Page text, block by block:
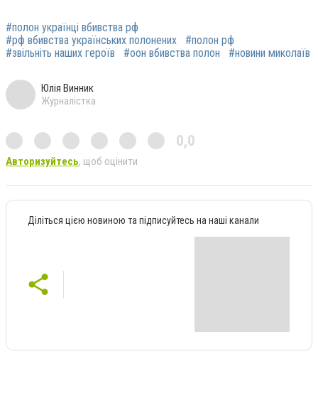
#полон українці вбивства рф
#рф вбивства українських полонених
#полон рф
#звільніть наших героїв
#оон вбивства полон #новини миколаїв
Юлія Винник
Журналістка
0,0
Авторизуйтесь, щоб оцінити
Діліться цією новиною та підписуйтесь на наші канали